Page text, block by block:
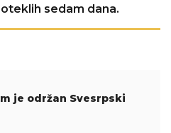
sedam dana.
je održan Svesrpski